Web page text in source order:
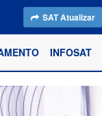
SAT Atualizar
INFOSAT